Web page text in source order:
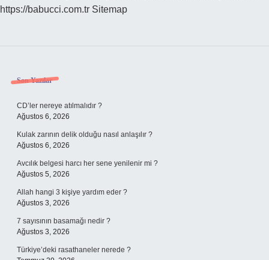
https://babucci.com.tr Sitemap
Sidebar
Son Yazılar
CD’ler nereye atılmalıdır ?
Ağustos 6, 2026
Kulak zarının delik olduğu nasıl anlaşılır ?
Ağustos 6, 2026
Avcılık belgesi harcı her sene yenilenir mi ?
Ağustos 5, 2026
Allah hangi 3 kişiye yardım eder ?
Ağustos 3, 2026
7 sayısının basamağı nedir ?
Ağustos 3, 2026
Türkiye’deki rasathaneler nerede ?